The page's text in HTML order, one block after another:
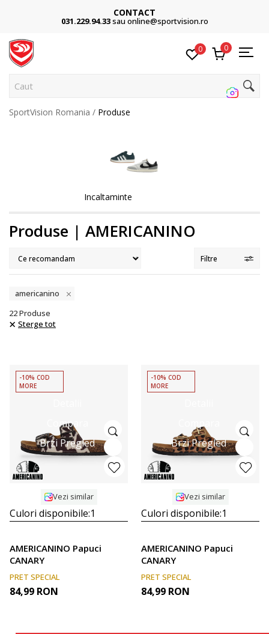
CONTACT
031.229.94.33sau online@sportvision.ro
0 0
Cauta pe s
SportVision Romania Produse
Incaltaminte
Produse | AMERICANINO
Filtre
americanino
22Produse
Sterge tot
Compara
Brzi Pregled
-10% COD
MORE
Vezi similar
Culori disponibile:1
AMERICANINO Papuci
CANARY
PRET SPECIAL
84,99 RON
Compara
Brzi Pregled
-10% COD
MORE
Vezi similar
Culori disponibile:1
AMERICANINO Papuci
CANARY
PRET SPECIAL
84,99 RON